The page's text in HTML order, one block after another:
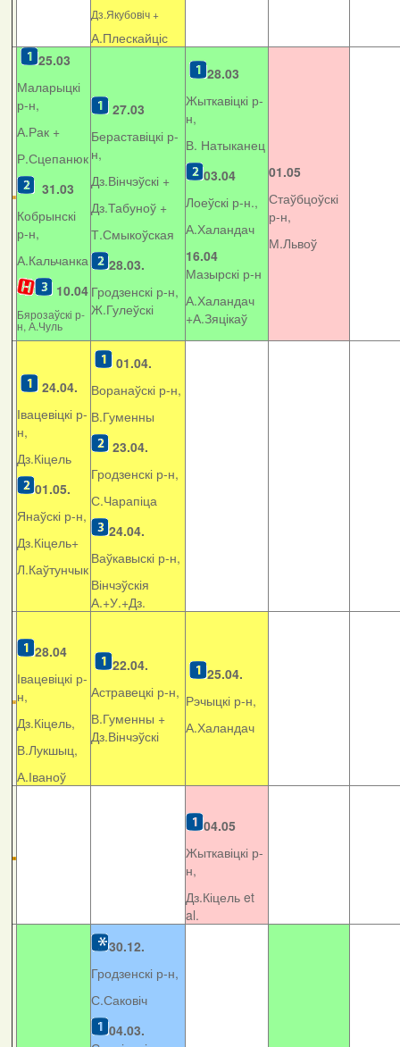
Дз.Якубовіч +
А.Плескайціс
25.03
Маларыцкі
р-н,
А.Рак +
Р.Сцепанюк
31.03
Кобрынскі
р-н,
А.Кальчанка
10.04
Бярозаўскі р-
н, А.Чуль
27.03
Бераставіцкі р-
н,
Дз.Вінчэўскі +
Дз.Табуноў +
Т.Смыкоўская
28.03.
Гродзенскі р-н,
Ж.Гулеўскі
28.03
Жыткавіцкі р-
н,
В. Натыканец
03.04
Лоеўскі р-н.,
А.Халандач
16.04
Мазырскі р-н
А.Халандач
+А.Зяцікаў
01.05
Стаўбцоўскі
р-н,
М.Львоў
24.04.
Івацевіцкі р-
н,
Дз.Кіцель
01.05.
Янаўскі р-н,
Дз.Кіцель+
Л.Каўтунчык
01.04.
Воранаўскі р-н,
В.Гуменны
23.04.
Гродзенскі р-н,
С.Чарапіца
24.04.
Ваўкавыскі р-н,
Вінчэўскія
А.+У.+Дз.
28.04
Івацевіцкі р-
н,
Дз.Кіцель,
В.Лукшыц,
А.Іваноў
22.04.
Астравецкі р-н,
В.Гуменны +
Дз.Вінчэўскі
25.04.
Рэчыцкі р-н,
А.Халандач
04.05
Жыткавіцкі р-
н,
Дз.Кіцель et
al.
30.12.
Гродзенскі р-н,
С.Саковіч
04.03.